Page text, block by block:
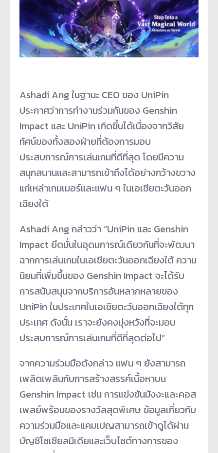
Ashadi Ang ในฐานะ CEO ของ UniPin
ประกาศว่าการทำงานร่วมกันของ Genshin
Impact และ UniPin เกิดขึ้นได้เนื่องจากวิสัย
ทัศน์ของทั้งสองฝ่ายที่ต้องการมอบ
ประสบการณ์การเล่นเกมที่ดีที่สุด โดยมีความ
สนุกสนานและสามารถเข้าถึงได้อย่างกว้างขวาง
แก่เหล่าเกมเมอร์และแฟน ๆ ในเอเชียตะวันออก
เฉียงใต้
Ashadi Ang กล่าวว่า “UniPin และ Genshin
Impact ยึดมั่นในอุดมการณ์เดียวกันที่จะพัฒนา
ฉากการเล่นเกมในเอเชียตะวันออกเฉียงใต้ ความ
นิยมที่เพิ่มขึ้นของ Genshin Impact จะได้รับ
การสนับสนุนจากบริการอันหลากหลายของ
UniPin ในประเทศในเอเชียตะวันออกเฉียงใต้ทุก
ประเทศ ดังนั้น เราจะยังคงมุ่งหวังที่จะมอบ
ประสบการณ์การเล่นเกมที่ดีที่สุดต่อไป”
จากความร่วมมือดังกล่าว แฟน ๆ ยังสามารถ
เพลิดเพลินกับการสร้างสรรค์เนื้อหาบน
Genshin Impact เช่น การแข่งขันมังงะและคอส
เพลย์พร้อมของรางวัลสุดพิเศษ ข้อมูลเกี่ยวกับ
ความร่วมมือและแคมเปญสามารถเข้าดูได้ผ่าน
บัญชีโซเชียลมีเดียและเว็บไซต์ทางการของ